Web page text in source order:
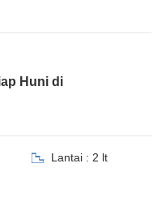
Huni di
Lantai : 2 lt